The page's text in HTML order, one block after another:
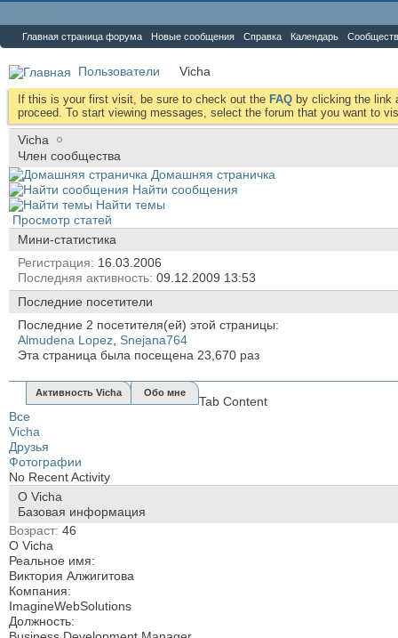
Главная страница форума Новые сообщения Справка Календарь
Пользователи Vicha
If this is your first visit, be sure to check out the FAQ by clicking the link
proceed. To start viewing messages, select the forum that you want to
Vicha
Член сообщества
Домашняя страничка
Найти сообщения
Найти темы
Просмотр статей
Мини-статистика
Регистрация
16.03.2006
Последняя активность 09.12.2009 13:53
Последние посетители
Последние 2 посетителя(ей) этой страницы:
Almudena Lopez, Snejana764
Эта страница была посещена 23,670 раз
Активность Vicha Обо мне
Tab Content
Все
Vicha
Друзья
Фотографии
No Recent Activity
О Vicha
Базовая информация
Возраст 46
О Vicha
Реальное имя:
Виктория Алжигитова
Компания:
ImagineWebSolutions
Должность: